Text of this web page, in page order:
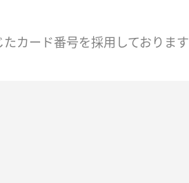
カード番号を採用しております